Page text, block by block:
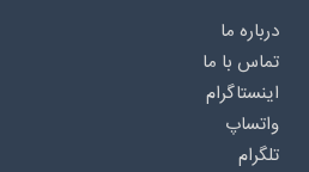
درباره‌ ما
تماس با ما
اینستاگرام
واتساپ
تلگرام